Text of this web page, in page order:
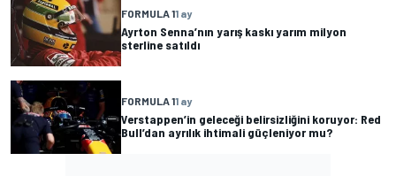
FORMULA 11 ay
Ayrton Senna’nın yarış kaskı yarım milyon
sterline satıldı
FORMULA 11 ay
Verstappen’in geleceği belirsizliğini koruyor: Red
Bull’dan ayrılık ihtimali güçleniyor mu?